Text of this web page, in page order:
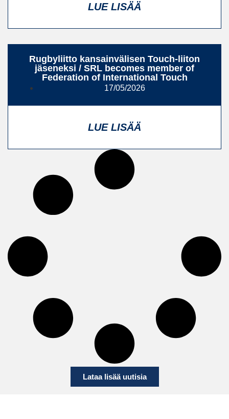
LUE LISÄÄ
Rugbyliitto kansainvälisen Touch-liiton
jäseneksi / SRL becomes member of
Federation of International Touch
17/05/2026
LUE LISÄÄ
Lataa lisää uutisia